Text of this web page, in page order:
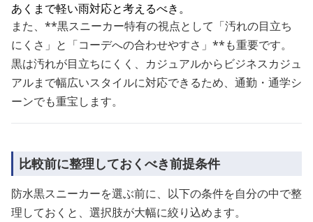
あくまで軽い雨対応と考えるべき。
また、**黒スニーカー特有の視点として「汚れの目立ち
にくさ」と「コーデへの合わせやすさ」**も重要です。
黒は汚れが目立ちにくく、カジュアルからビジネスカジュ
アルまで幅広いスタイルに対応できるため、通勤・通学シ
ーンでも重宝します。
比較前に整理しておくべき前提条件
防水黒スニーカーを選ぶ前に、以下の条件を自分の中で整
理しておくと、選択肢が大幅に絞り込めます。